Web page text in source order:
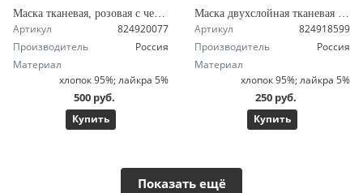
Артикул
824920077
Производитель
Россия
Материал
хлопок 95%; лайкра 5%
500 руб.
Купить
Артикул
824918599
Производитель
Россия
Материал
хлопок 95%; лайкра 5%
250 руб.
Купить
Показать ещё